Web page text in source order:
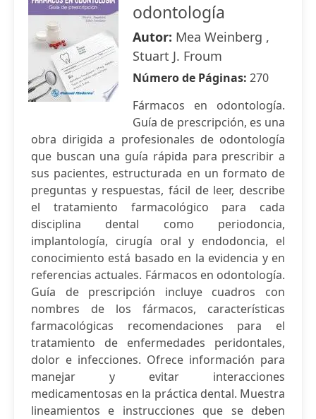
odontología
Autor: Mea Weinberg ,
Stuart J. Froum
Número de Páginas: 270
Fármacos en odontología.
Guía de prescripción, es una
obra dirigida a profesionales de odontología
que buscan una guía rápida para prescribir a
sus pacientes, estructurada en un formato de
preguntas y respuestas, fácil de leer, describe
el tratamiento farmacológico para cada
disciplina dental como periodoncia,
implantología, cirugía oral y endodoncia, el
conocimiento está basado en la evidencia y en
referencias actuales. Fármacos en odontología.
Guía de prescripción incluye cuadros con
nombres de los fármacos, características
farmacológicas recomendaciones para el
tratamiento de enfermedades peridontales,
dolor e infecciones. Ofrece información para
manejar y evitar interacciones
medicamentosas en la práctica dental. Muestra
lineamientos e instrucciones que se deben